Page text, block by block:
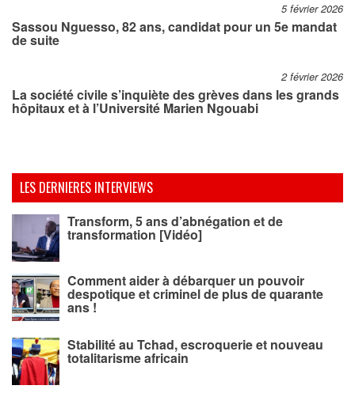
5 février 2026
Sassou Nguesso, 82 ans, candidat pour un 5e mandat
de suite
2 février 2026
La société civile s’inquiète des grèves dans les grands
hôpitaux et à l’Université Marien Ngouabi
LES DERNIERES INTERVIEWS
Transform, 5 ans d’abnégation et de
transformation [Vidéo]
Comment aider à débarquer un pouvoir
despotique et criminel de plus de quarante
ans !
Stabilité au Tchad, escroquerie et nouveau
totalitarisme africain